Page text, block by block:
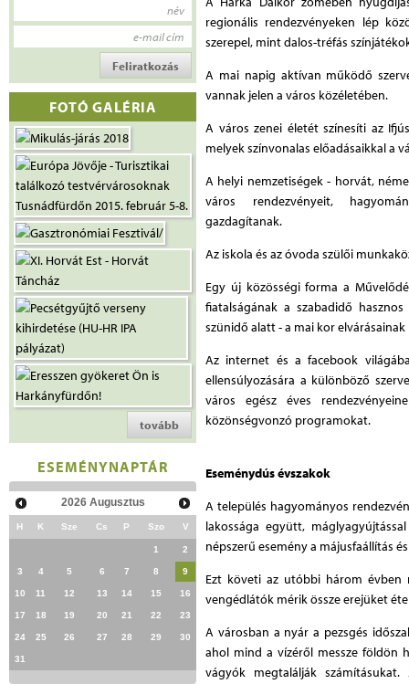
név
e-mail cím
FOTÓ GALÉRIA
tovább
ESEMÉNYNAPTÁR
2026 Augusztus
H K Sze Cs P Szo V
1 2
3 4 5 6 7 8 9
10 11 12 13 14 15 16
17 18 19 20 21 22 23
24 25 26 27 28 29 30
31
regionális rendezvényeken lép
szerepel, mint dalos-tréfás
A mai napig aktívan működő
vannak jelen a város közéletében.
A város zenei életét színesíti az
melyek színvonalas előadásaikkal a
A helyi nemzetiségek - horvát,
város rendezvényeit,
gazdagítanak.
Az iskola és az óvoda szülői
Egy új közösségi forma a
fiatalságának a szabadidő
szünidő alatt - a mai kor
Az internet és a facebook
ellensúlyozására a különböző
város egész éves
közönségvonzó programokat.
Eseménydús évszakok
A település hagyományos
lakossága együtt,
népszerű esemény a májusfaállítás
Ezt követi az utóbbi három évben
vengédlátók mérik össze erejüket
A városban a nyár a pezsgés
ahol mind a vízéről messze földön
vágyók megtalálják